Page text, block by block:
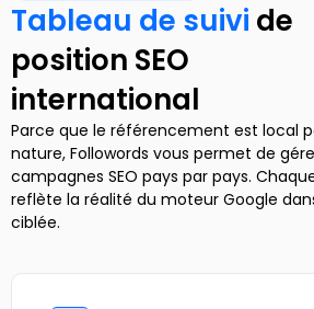
Tableau de suivi de
position SEO
international
Parce que le référencement est local
nature, Followords vous permet de
campagnes SEO pays par pays.
reflète la réalité du moteur Google
ciblée.